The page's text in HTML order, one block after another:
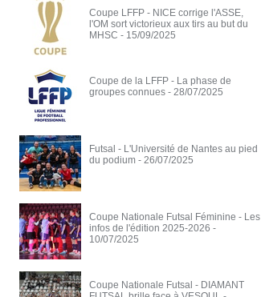
Coupe LFFP - NICE corrige l'ASSE,
l'OM sort victorieux aux tirs au but du
MHSC - 15/09/2025
Coupe de la LFFP - La phase de
groupes connues - 28/07/2025
Futsal - L'Université de Nantes au pied
du podium - 26/07/2025
Coupe Nationale Futsal Féminine - Les
infos de l'édition 2025-2026 -
10/07/2025
Coupe Nationale Futsal - DIAMANT